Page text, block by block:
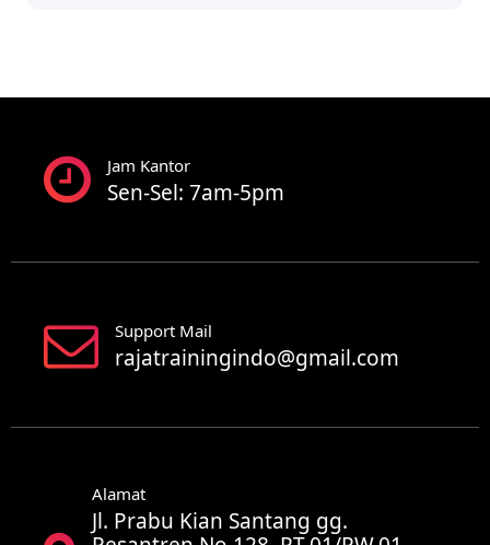
Jam Kantor
Sen-Sel: 7am-5pm
Support Mail
rajatrainingindo@gmail.com
Alamat
Jl. Prabu Kian Santang gg.